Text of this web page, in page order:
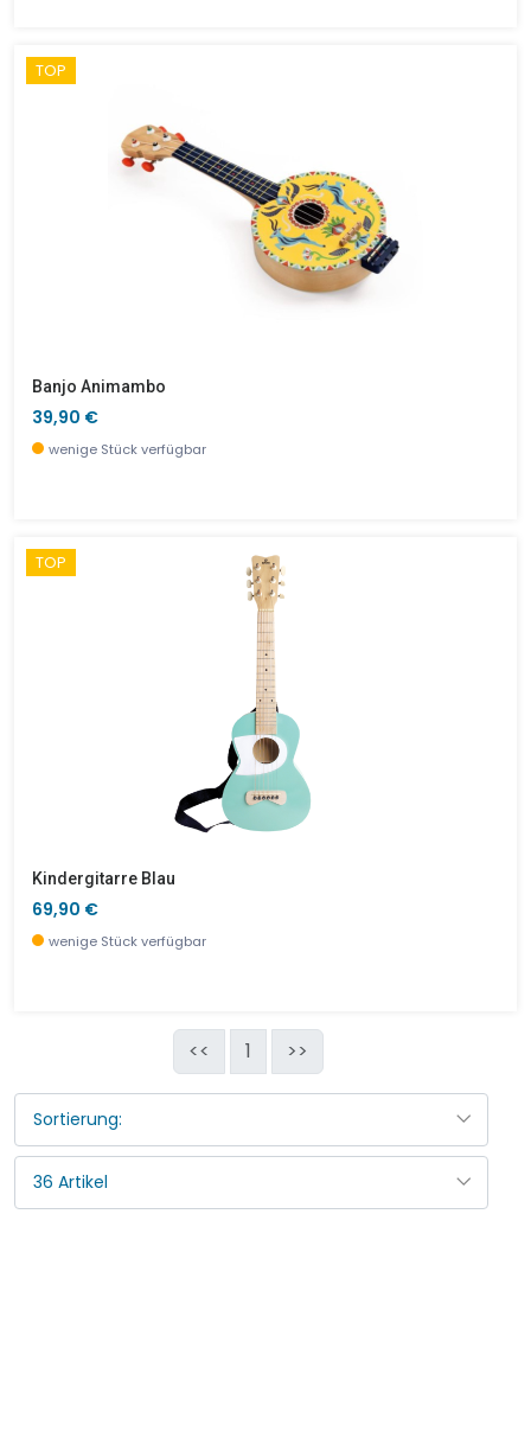
TOP
Banjo Animambo
39,90 €
wenige Stück verfügbar
TOP
Kindergitarre Blau
69,90 €
wenige Stück verfügbar
<< 1 >>